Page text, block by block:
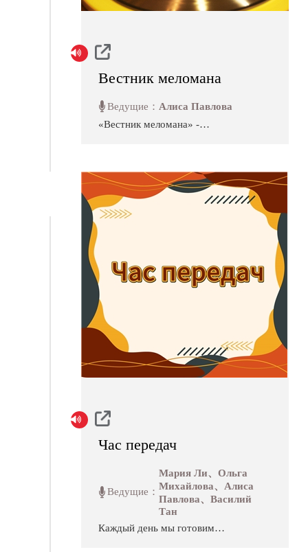
Вестник меломана
Ведущие： Алиса Павлова
«Вестник меломана» -
временных рубриках журнала
мы знакомим слушателей с
музыкальной жизнью острова в
самых разных её проявлениях.
Интервью с классическими
минувши...
Час передач
Ведущие：
Мария Ли、Ольга
Михайлова、Алиса
Павлова、Василий
Тан
Каждый день мы готовим